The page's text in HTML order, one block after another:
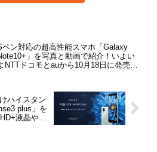
ペン対応の超高性能スマホ「Galaxy
」を写真と動画で紹介！いよい
NTTドコモとauから10月18日に発売す
ハイスタン
plus」を
液晶や